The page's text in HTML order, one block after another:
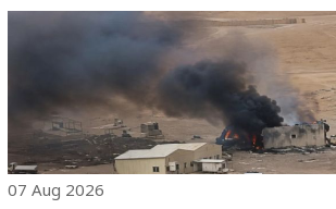
लागि चेताउनी हो। इरानले हाल शत्रुका जहाजहरूलाई
रोक्नका लागि एउटा विधेयकको मस्यौदा तयार गरिरहेको..
07 Aug 2026